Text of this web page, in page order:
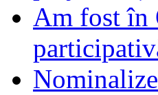
Am fost în